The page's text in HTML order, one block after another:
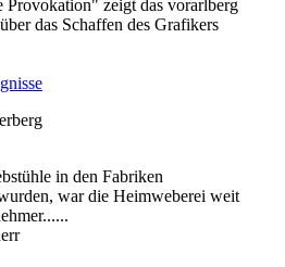
zeigt das vorarlberg
das Schaffen des Grafikers
in den Fabriken
war die Heimweberei weit